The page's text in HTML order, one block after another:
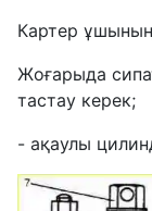
Картер
Жоғарыда
тастау керек;
- ақаулы